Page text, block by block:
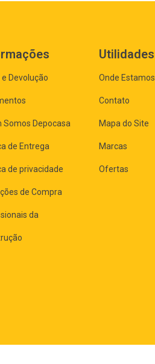
Devolução
Somos Depocasa
de Entrega
de privacidade
de Compra
da
Utilidades
Onde Estamos
Contato
Mapa do Site
Marcas
Ofertas